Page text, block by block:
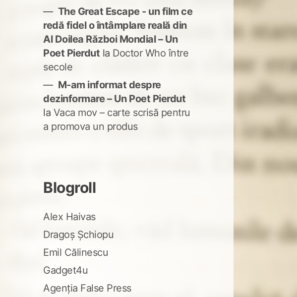
The Great Escape - un film ce
redă fidel o întâmplare reală din
Al Doilea Război Mondial – Un
Poet Pierdut la Doctor Who între
secole
M-am informat despre
dezinformare – Un Poet Pierdut
la Vaca mov – carte scrisă pentru
a promova un produs
Blogroll
Alex Haivas
Dragoș Șchiopu
Emil Călinescu
Gadget4u
Agenția False Press